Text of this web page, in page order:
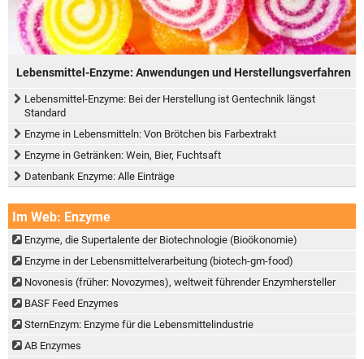
Lebensmittel-Enzyme: Anwendungen und Herstellungsverfahren
Lebensmittel-Enzyme: Bei der Herstellung ist Gentechnik längst
Standard
Enzyme in Lebensmitteln: Von Brötchen bis Farbextrakt
Enzyme in Getränken: Wein, Bier, Fuchtsaft
Datenbank Enzyme: Alle Einträge
Im Web: Enzyme
Enzyme, die Supertalente der Biotechnologie (Bioökonomie)
Enzyme in der Lebensmittelverarbeitung (biotech-gm-food)
Novonesis (früher: Novozymes), weltweit führender Enzymhersteller
BASF Feed Enzymes
SternEnzym: Enzyme für die Lebensmittelindustrie
AB Enzymes